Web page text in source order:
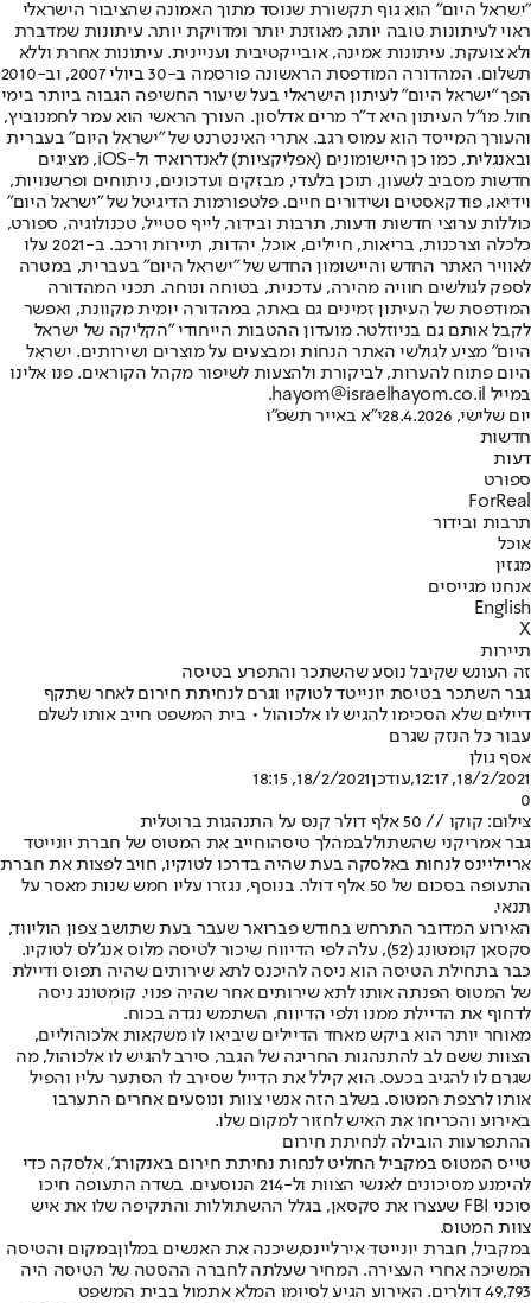
"ישראל היום" הוא גוף תקשורת שנוסד מתוך האמונה שהציבור הישראלי
ראוי לעיתונות טובה יותר, מאוזנת יותר ומדויקת יותר. עיתונות שמדברת
ולא צועקת. עיתונות אמינה, אובייקטיבית ועניינית. עיתונות אחרת וללא
תשלום. המהדורה המודפסת הראשונה פורסמה ב-30 ביולי 2007, וב-2010
הפך "ישראל היום" לעיתון הישראלי בעל שיעור החשיפה הגבוה ביותר בימי
חול. מו"ל העיתון היא ד"ר מרים אדלסון. העורך הראשי הוא עמר לחמנוביץ,
והעורך המייסד הוא עמוס רגב. אתרי האינטרנט של "ישראל היום" בעברית
ובאנגלית, כמו כן היישומונים (אפליקציות) לאנדרואיד ול-iOS, מציגים
חדשות מסביב לשעון, תוכן בלעדי, מבזקים ועדכונים, ניתוחים ופרשנויות,
וידיאו, פודקאסטים ושידורים חיים. פלטפורמות הדיגיטל של "ישראל היום"
כוללות ערוצי חדשות ודעות, תרבות ובידור, לייף סטייל, טכנולוגיה, ספורט,
כלכלה וצרכנות, בריאות, חיילים, אוכל, יהדות, תיירות ורכב. ב-2021 עלו
לאוויר האתר החדש והיישומון החדש של "ישראל היום" בעברית, במטרה
לספק לגולשים חוויה מהירה, עדכנית, בטוחה ונוחה. תכני המהדורה
המודפסת של העיתון זמינים גם באתר, במהדורה יומית מקוונת, ואפשר
לקבל אותם גם בניוזלטר. מועדון ההטבות הייחודי "הקליקה של ישראל
היום" מציע לגולשי האתר הנחות ומבצעים על מוצרים ושירותים. ישראל
היום פתוח להערות, לביקורת ולהצעות לשיפור מקהל הקוראים. פנו אלינו
במייל hayom@israelhayom.co.il.
יום שלישי, 28.4.2026
י"א באייר תשפ"ו
חדשות
דעות
ספורט
ForReal
תרבות ובידור
אוכל
מגזין
אנחנו מגייסים
English
X
תיירות
זה העונש שקיבל נוסע שהשתכר והתפרע בטיסה
גבר השתכר בטיסת יונייטד לטוקיו וגרם לנחיתת חירום לאחר שתקף
דיילים שלא הסכימו להגיש לו אלכוהול • בית המשפט חייב אותו לשלם
עבור כל הנזק שגרם
אסף גולן
18/2/2021, 12:17
,עודכן18/2/2021, 18:15
0
צילום: קוקו // 50 אלף דולר קנס על התנהגות ברוטלית
גבר אמריקני שהשתוללבמהלך טיסהוחייב את המטוס של חברת יונייטד
ארייליינס לנחות באלסקה בעת שהיה בדרכו לטוקיו, חויב לפצות את חברת
התעופה בסכום של 50 אלף דולר. בנוסף, נגזרו עליו חמש שנות מאסר על
תנאי.
האירוע המדובר התרחש בחודש פברואר שעבר בעת שתושב צפון הוליווד,
סקסאן קומטונג (52), עלה לפי הדיווח שיכור לטיסה מלוס אנג'לס לטוקיו.
כבר בתחילת הטיסה הוא ניסה להיכנס לתא שירותים שהיה תפוס ודיילת
של המטוס הפנתה אותו לתא שירותים אחר שהיה פנוי. קומטונג ניסה
לדחוף את הדיילת ממנו ולפי הדיווח, השתמש נגדה בכוח.
מאוחר יותר הוא ביקש מאחד הדיילים שיביאו לו משקאות אלכוהוליים,
הצוות ששם לב להתנהגות החריגה של הגבר, סירב להגיש לו אלכוהול, מה
שגרם לו להגיב בכעס. הוא קילל את הדייל שסירב לו הסתער עליו והפיל
אותו לרצפת המטוס. בשלב הזה אנשי צוות ונוסעים אחרים התערבו
באירוע והכריחו את האיש לחזור למקום שלו.
ההתפרעות הובילה לנחיתת חירום
טייס המטוס במקביל החליט לנחות נחיתת חירום באנקורג', אלסקה כדי
להימנע מסיכונים לאנשי הצוות ול-214 הנוסעים. בשדה התעופה חיכו
סוכני FBI שעצרו את סקסאן, בגלל ההשתוללות והתקיפה שלו את איש
צוות המטוס.
במקביל, חברת יונייטד אירליינס,שיכנה את האנשים במלוןבמקום והטיסה
המשיכה אחרי העצירה. המחיר שעלתה לחברה ההסטה של הטיסה היה
49,793 דולרים. האירוע הגיע לסיומו המלא אתמול בבית המשפט